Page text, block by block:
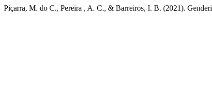
Piçarra, M. do C., Pereira , A. C., & Barreiros, I. B. (2021).